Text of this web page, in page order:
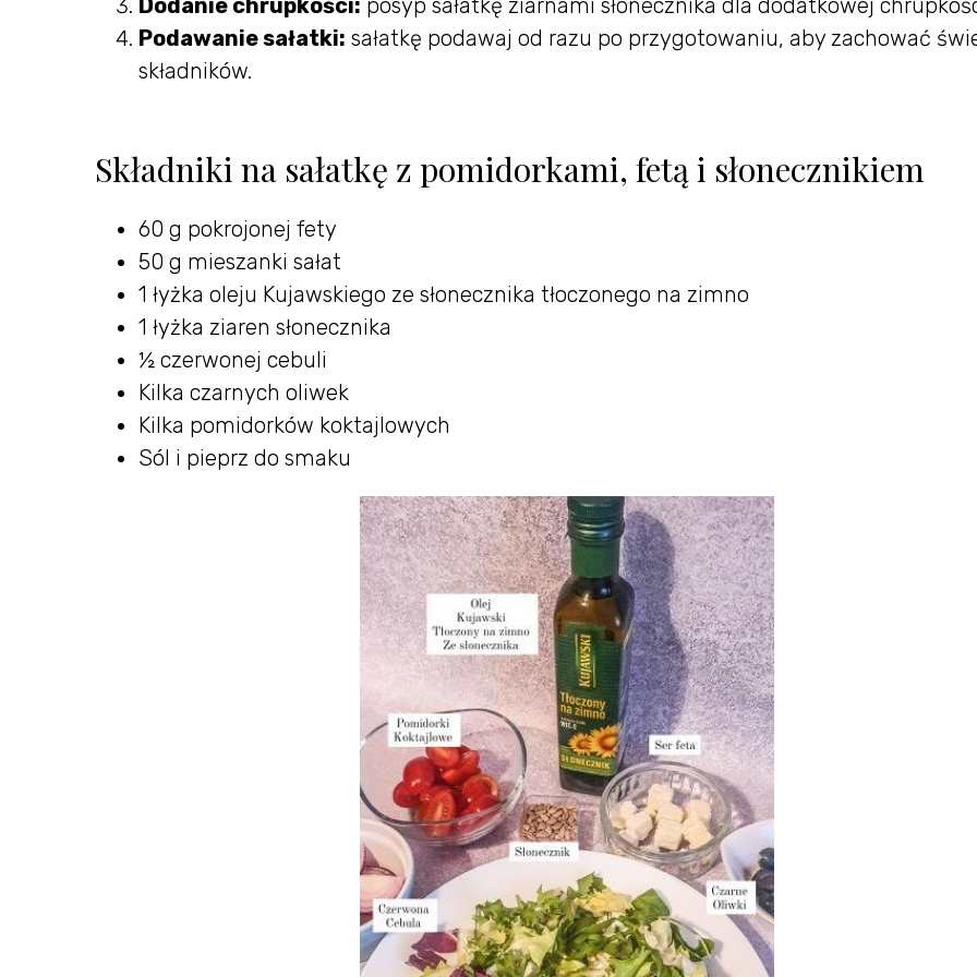
Dodanie chrupkości: posyp sałatkę ziarnami słonecznika dla dodatkowej
Podawanie sałatki: sałatkę podawaj od razu po przygotowaniu, aby zachować
składników.
Składniki na sałatkę z pomidorkami, fetą i słonecznikiem
60 g pokrojonej fety
50 g mieszanki sałat
1 łyżka oleju Kujawskiego ze słonecznika tłoczonego na zimno
1 łyżka ziaren słonecznika
½ czerwonej cebuli
Kilka czarnych oliwek
Kilka pomidorków koktajlowych
Sól i pieprz do smaku